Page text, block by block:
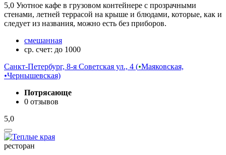
5,0 Уютное кафе в грузовом контейнере с прозрачными
стенами, летней террасой на крыше и блюдами, которые, как и
следует из названия, можно есть без приборов.
смешанная
ср. счет: до 1000
Санкт-Петербург, 8-я Советская ул., 4 (•Маяковская,
•Чернышевская)
Потрясающе
0 отзывов
5,0
ресторан